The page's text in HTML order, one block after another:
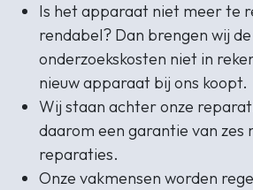
Is het apparaat niet meer te
rendabel? Dan brengen wij
onderzoekskosten niet in
nieuw apparaat bij ons koopt.
Wij staan achter onze
daarom een garantie van zes
reparaties.
Onze vakmensen worden